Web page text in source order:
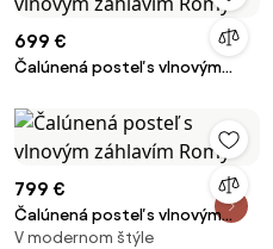
699 €
Čalúnená posteľ s vlnovým
799 €
Čalúnená posteľ s vlnovým
záhlavím Romy
V modernom štýle